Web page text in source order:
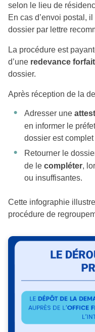
selon le lieu de
En cas d’envoi postal,
dossier par lettre
La procédure est
d’une redevance
dossier.
Après réception de la
Adresser une
en informer le
dossier est complet
Retourner le
de le compléter,
ou insuffisantes.
Cette infographie
procédure de